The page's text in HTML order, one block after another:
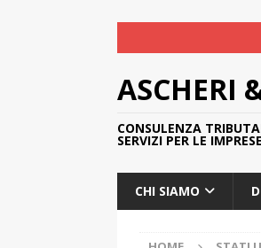
ASCHERI
CONSULENZA
SERVIZI PER LE
CHI SIAMO